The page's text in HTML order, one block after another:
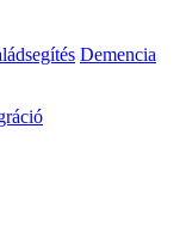
Demencia